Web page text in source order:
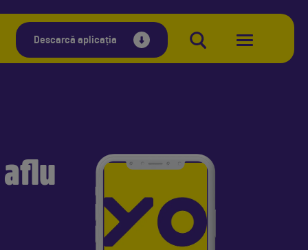
Descarcă aplicația